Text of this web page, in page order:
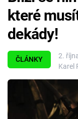
ESCAPE PLNEJ
Témata
Filmy
ČLÁNKY
2.
Karel
které
dekády!